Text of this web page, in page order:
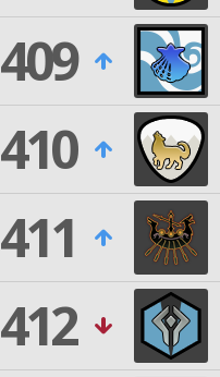
409
410
411
412